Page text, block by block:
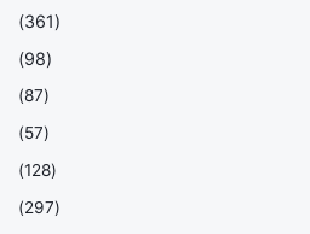
(361)
(98)
(87)
(57)
(128)
(297)